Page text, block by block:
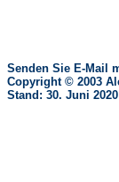
Senden Sie E-Mail
Copyright © 2003
Stand: 30. Juni 2020